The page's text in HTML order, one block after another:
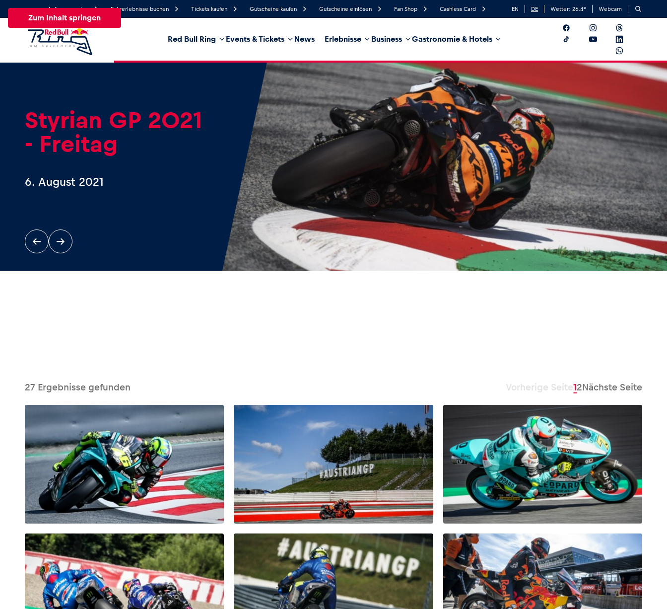
Zum Inhalt springen
Anfrage senden Fahrerlebnisse buchen Tickets kaufen Gutscheine kaufen Gutscheine einlösen Fan Shop Cashless Card EN DE Wetter: 26.4° Webcam
Red Bull Ring Events & Tickets News Erlebnisse Business Gastronomie & Hotels
26.4°
Regenwahrscheinlichkeit
West Windrichtung
Business Glossar
News
Alle anzeigen
Erlebnisse
Alle anzeigen
Seiten
Alle anzeigen
Styrian GP 2021
- Freitag
6. August 2021
27 Ergebnisse gefunden Vorherige Seite12Nächste Seite